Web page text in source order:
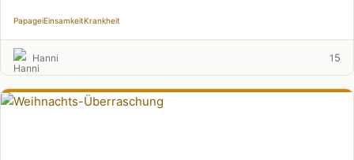
PapageiEinsamkeitKrankheit
Hanni 1 5